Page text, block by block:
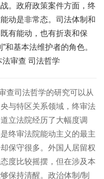
。政府政策案件方面，终
动是非常态。司法体制和
有能动，也有折衷和保
和基本法维护者的角色。
审查 司法哲学
查司法哲学的研究可以从
与特区关系领域，终审法
立法院经历了大幅度调
终审法院能动主义的最主
保守很多。外国人居留权
度比较摇摆，但在涉及本
保持清醒。政治体制/制